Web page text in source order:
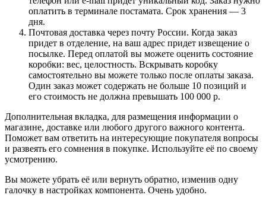
оплатить в терминале постамата. Срок хранения — 3
дня.
Почтовая доставка через почту России. Когда заказ
придет в отделение, на ваш адрес придет извещение о
посылке. Перед оплатой вы можете оценить состояние
коробки: вес, целостность. Вскрывать коробку
самостоятельно вы можете только после оплаты заказа.
Один заказ может содержать не больше 10 позиций и
его стоимость не должна превышать 100 000 р.
Дополнительная вкладка, для размещения информации о
магазине, доставке или любого другого важного контента.
Поможет вам ответить на интересующие покупателя вопросы
и развеять его сомнения в покупке. Используйте её по своему
усмотрению.
Вы можете убрать её или вернуть обратно, изменив одну
галочку в настройках компонента. Очень удобно.